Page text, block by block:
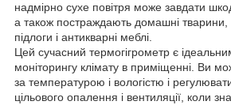
надмірно сухе повітря може завдати
а також постраждають домашні тварини,
підлоги і антикварні меблі.
Цей сучасний термогігрометр є
моніторингу клімату в приміщенні. Ви
за температурою і вологістю і
цільового опалення і вентиляції, коли